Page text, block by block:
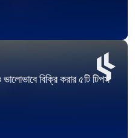
বিক্রি করার ৫টি টিপস